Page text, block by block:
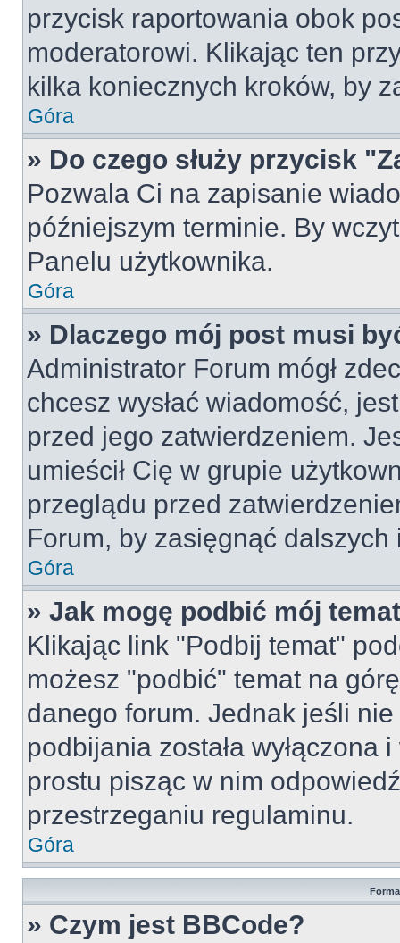
przycisk raportowania obok
moderatorowi. Klikając ten
kilka koniecznych kroków, by
Góra
» Do czego służy przycisk
Pozwala Ci na zapisanie
późniejszym terminie. By
Panelu użytkownika.
Góra
» Dlaczego mój post musi
Administrator Forum mógł
chcesz wysłać wiadomość,
przed jego zatwierdzeniem.
umieścił Cię w grupie
przeglądu przed
Forum, by zasięgnąć dalszych
Góra
» Jak mogę podbić mój
Klikając link "Podbij temat"
możesz "podbić" temat na
danego forum. Jednak jeśli
podbijania została
prostu pisząc w nim
przestrzeganiu regulaminu.
Góra
» Czym jest BBCode?